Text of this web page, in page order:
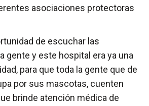
asociaciones protectoras
de escuchar las
gente y este hospital era ya una
para que toda la gente que de
por sus mascotas, cuenten
brinde atención médica de